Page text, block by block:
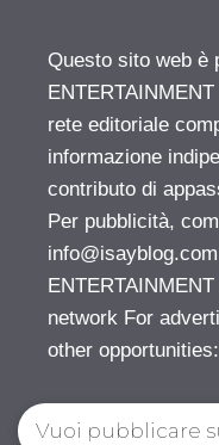
Questo sito web è
rete editoriale
informazione
contributo di
Per pubblicità,
info@isayblog.com
network For
other opportunities:
Vuoi pubblicare